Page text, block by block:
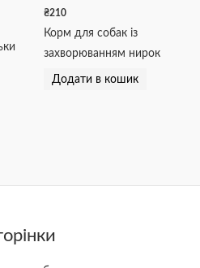
₴210
Корм для собак із
захворюванням нирок
Додати в кошик